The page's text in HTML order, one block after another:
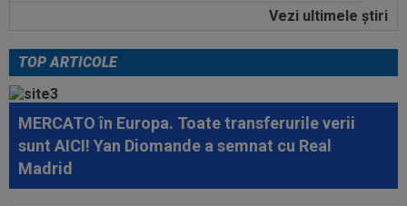
Cristi Balaj a văzut UTA - Rapid și a
10:11
”Au vrut să-l omoare pe Messi”. Starul
argentinian, vizat de un atentat cu...
10:05
Ce veste pentru Jose Mourinho: Real Madrid a
găsit înlocuitor, după ce Rodri a...
10:05 VIDEO
Concordia Chiajna - FC Bihor, 11:00,
Vezi ultimele ştiri
TOP ARTICOLE
MERCATO în Europa. Toate transferurile verii
sunt AICI! Yan Diomande a semnat cu Real
Madrid